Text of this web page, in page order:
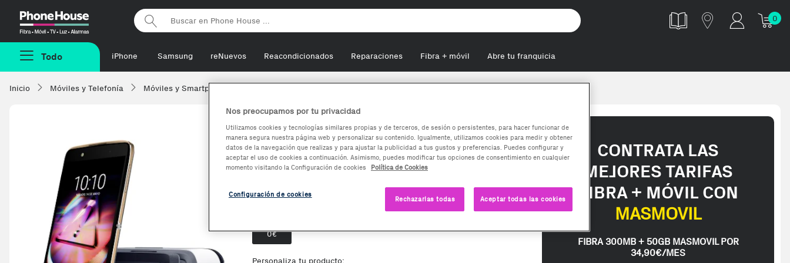
Phonehouse
0
Todo iPhone Samsung reNuevos Reacondicionados Reparaciones Fibra + móvil Abre tu franquicia
Inicio Móviles y Telefonía Móviles y Smartphones
Alcatel IDOL 4 DUAL VR
0
0€
Personaliza tu producto:
CONTRATA LAS
MEJORES TARIFAS
FIBRA + MÓVIL CON
MASMOVIL
FIBRA 300MB + 50GB MASMOVIL POR
34,90€/MES
Nos preocupamos por tu privacidad
Utilizamos cookies y tecnologías similares propias y de terceros, de sesión o persistentes, para hacer funcionar de
manera segura nuestra página web y personalizar su contenido. Igualmente, utilizamos cookies para medir y obtener
datos de la navegación que realizas y para ajustar la publicidad a tus gustos y preferencias. Puedes configurar y
aceptar el uso de cookies a continuación. Asimismo, puedes modificar tus opciones de consentimiento en cualquier
momento visitando la Configuración de cookies
Política de Cookies
Rechazarlas todas Aceptar todas las cookies
Configuración de cookies